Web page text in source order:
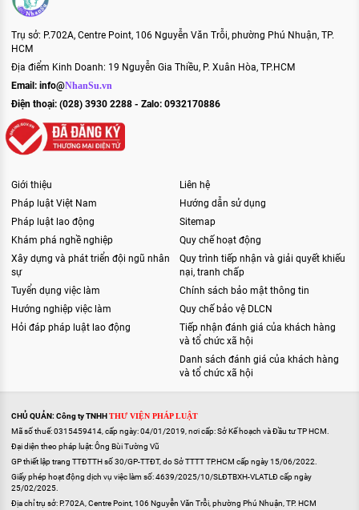
Trụ sở: P.702A, Centre Point, 106 Nguyễn Văn Trỗi, phường Phú Nhuận, TP.
HCM
Địa điểm Kinh Doanh: 19 Nguyễn Gia Thiều, P. Xuân Hòa, TP.HCM
Email: info@NhanSu.vn
Điện thoại: (028) 3930 2288 - Zalo: 0932170886
Giới thiệu
Pháp luật Việt Nam
Pháp luật lao động
Khám phá nghề nghiệp
Xây dựng và phát triển đội ngũ nhân
sự
Tuyển dụng việc làm
Hướng nghiệp việc làm
Hỏi đáp pháp luật lao động
Liên hệ
Hướng dẫn sử dụng
Sitemap
Quy chế hoạt động
Quy trình tiếp nhận và giải quyết khiếu
nại, tranh chấp
Chính sách bảo mật thông tin
Quy chế bảo vệ DLCN
Tiếp nhận đánh giá của khách hàng
và tổ chức xã hội
Danh sách đánh giá của khách hàng
và tổ chức xã hội
CHỦ QUẢN: Công ty TNHHTHƯ VIỆN PHÁP LUẬT
Mã số thuế: 0315459414, cấp ngày: 04/01/2019, nơi cấp: Sở Kế hoạch và Đầu tư TP HCM.
Đại diện theo pháp luật: Ông Bùi Tường Vũ
GP thiết lập trang TTĐTTH số 30/GP-TTĐT, do Sở TTTT TP.HCM cấp ngày 15/06/2022.
Giấy phép hoạt động dịch vụ việc làm số: 4639/2025/10/SLĐTBXH-VLATLĐ cấp ngày
25/02/2025.
Địa chỉ trụ sở: P.702A, Centre Point, 106 Nguyễn Văn Trỗi, phường Phú Nhuận, TP. HCM